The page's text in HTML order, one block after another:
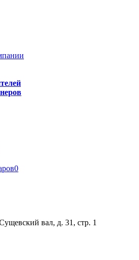
0
вал, д. 31, стр. 1